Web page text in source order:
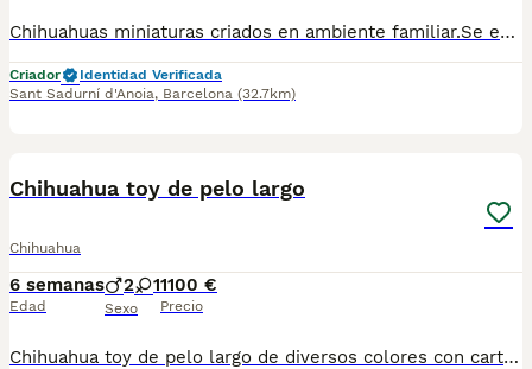
Chihuahuas miniaturas criados en ambiente familiar.Se entregan desparasitados vacunados,Para más información escribir o llamar al 682908382
Criador
Identidad Verificada
Sant Sadurní d'Anoia, Barcelona (32.7km)
Chihuahua toy de pelo largo
Chihuahua
6 semanas
Edad
2 1
Sexo
1100 €
Precio
Chihuahua toy de pelo largo de diversos colores con cartilla sanitaria vacuna chip desparasitación con garantía víricas y congenitas